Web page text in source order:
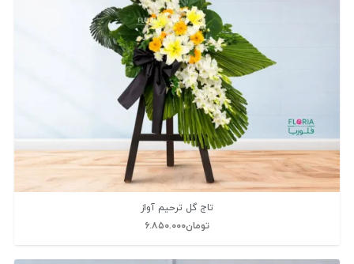
تاج گل ترحیم آواز
تومان۶.۸۵۰.۰۰۰